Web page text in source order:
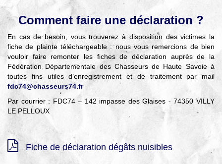
Comment faire une déclaration ?
En cas de besoin, vous trouverez à disposition des victimes la
fiche de plainte téléchargeable : nous vous remercions de bien
vouloir faire remonter les fiches de déclaration auprès de la
Fédération Départementale des Chasseurs de Haute Savoie à
toutes fins utiles d’enregistrement et de traitement par mail
fdc74@chasseurs74.fr
Par courrier : FDC74 – 142 impasse des Glaises - 74350 VILLY
LE PELLOUX
Fiche de déclaration dégâts nuisibles